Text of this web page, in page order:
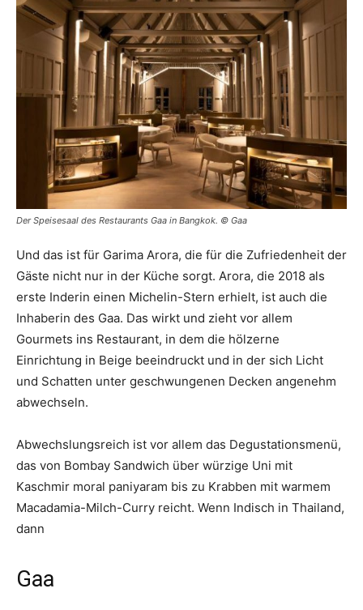
Der Speisesaal des Restaurants Gaa in Bangkok. © Gaa
Und das ist für Garima Arora, die für die Zufriedenheit der
Gäste nicht nur in der Küche sorgt. Arora, die 2018 als
erste Inderin einen Michelin-Stern erhielt, ist auch die
Inhaberin des Gaa. Das wirkt und zieht vor allem
Gourmets ins Restaurant, in dem die hölzerne
Einrichtung in Beige beeindruckt und in der sich Licht
und Schatten unter geschwungenen Decken angenehm
abwechseln.
Abwechslungsreich ist vor allem das Degustationsmenü,
das von Bombay Sandwich über würzige Uni mit
Kaschmir moral paniyaram bis zu Krabben mit warmem
Macadamia-Milch-Curry reicht. Wenn Indisch in Thailand,
dann
Gaa